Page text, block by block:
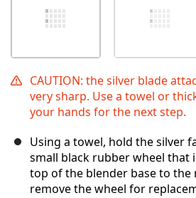
CAUTION: the silver blade
very sharp. Use a towel or
your hands for the next step.
Using a towel, hold the silver
small black rubber wheel that
top of the blender base to the
remove the wheel for